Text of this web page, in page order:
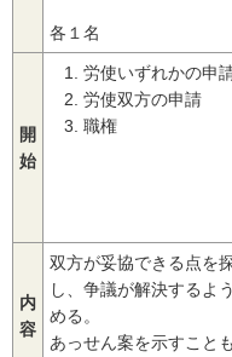
各１名
開
始
労使いずれかの申
労使双方の申請
職権
内
容
双方が妥協できる点を
し、争議が解決するよ
める。
あっせん案を示すこと